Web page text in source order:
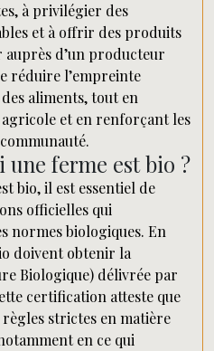
à privilégier des
et à offrir des produits
auprès d’un producteur
réduire l’empreinte
aliments, tout en
et en renforçant les
une ferme est bio ?
bio, il est essentiel de
officielles qui
normes biologiques. En
doivent obtenir la
Biologique) délivrée par
certification atteste que
strictes en matière
en ce qui